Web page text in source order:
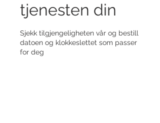
tjenesten din
Sjekk tilgjengeligheten vår og bestill
datoen og klokkeslettet som passer
for deg